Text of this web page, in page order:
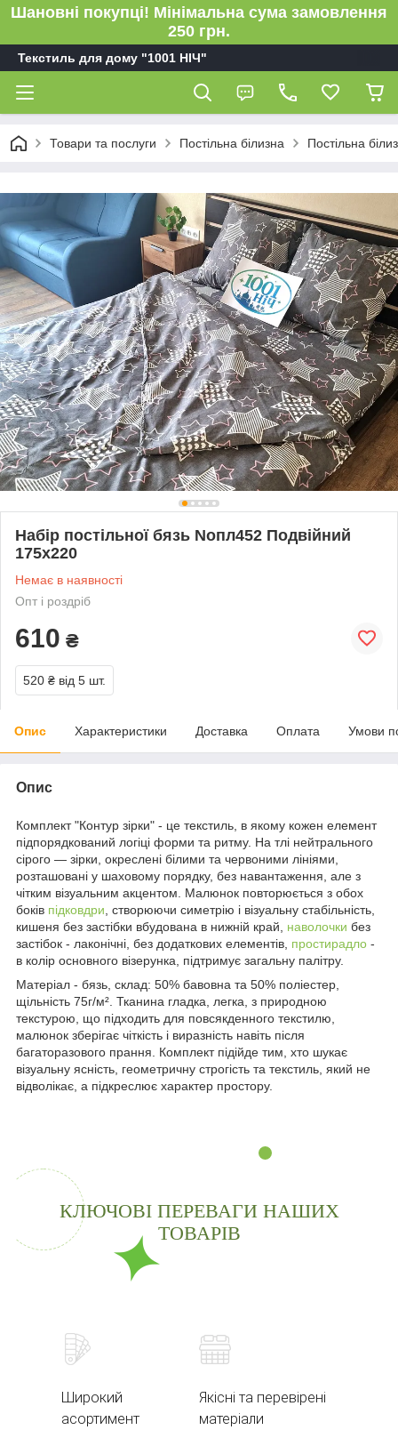
Шановні покупці! Мінімальна сума замовлення
250 грн.
Текстиль для дому "1001 НІЧ"
Товари та послуги Постільна білизна Постільна
Набір постільної бязь Noпл452 Подвійний
175х220
Немає в наявності
Опт і роздріб
610 ₴
520 ₴ від 5 шт.
Опис Характеристики Доставка Оплата Умови
Опис
Комплект "Контур зірки" - це текстиль, в якому кожен елемент
підпорядкований логіці форми та ритму. На тлі нейтрального
сірого — зірки, окреслені білими та червоними лініями,
розташовані у шаховому порядку, без навантаження, але з
чітким візуальним акцентом. Малюнок повторюється з обох
боків підковдри , створюючи симетрію і візуальну стабільність,
кишеня без застібки вбудована в нижній край, наволочки без
застібок - лаконічні, без додаткових елементів, простирадло -
в колір основного візерунка, підтримує загальну палітру.
Матеріал - бязь, склад: 50% бавовна та 50% поліестер,
щільність 75г/м². Тканина гладка, легка, з природною
текстурою, що підходить для повсякденного текстилю,
малюнок зберігає чіткість і виразність навіть після
багаторазового прання. Комплект підійде тим, хто шукає
візуальну ясність, геометричну строгість та текстиль, який не
відволікає, а підкреслює характер простору.
КЛЮЧОВІ ПЕРЕВАГИ НАШИХ
ТОВАРІВ
Широкий
асортимент
Якісні та перевірені
матеріали